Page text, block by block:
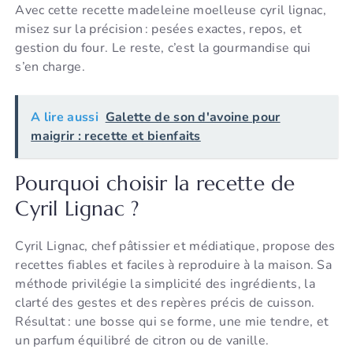
Avec cette recette madeleine moelleuse cyril lignac,
misez sur la précision : pesées exactes, repos, et
gestion du four. Le reste, c’est la gourmandise qui
s’en charge.
A lire aussi Galette de son d'avoine pour
maigrir : recette et bienfaits
Pourquoi choisir la recette de
Cyril Lignac ?
Cyril Lignac, chef pâtissier et médiatique, propose des
recettes fiables et faciles à reproduire à la maison. Sa
méthode privilégie la simplicité des ingrédients, la
clarté des gestes et des repères précis de cuisson.
Résultat : une bosse qui se forme, une mie tendre, et
un parfum équilibré de citron ou de vanille.